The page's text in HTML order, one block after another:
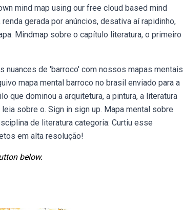
mind map using our free cloud based mind
gerada por anúncios, desativa aí rapidinho,
Mindmap sobre o capítulo literatura, o primeiro
nuances de 'barroco' com nossos mapas mentais
mapa mental barroco no brasil enviado para a
que dominou a arquitetura, a pintura, a literatura
sobre o. Sign in sign up. Mapa mental sobre
de literatura categoria: Curtiu esse
em alta resolução!
below.